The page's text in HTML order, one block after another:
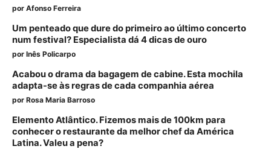
por Afonso Ferreira
Um penteado que dure do primeiro ao último concerto
num festival? Especialista dá 4 dicas de ouro
por Inês Policarpo
Acabou o drama da bagagem de cabine. Esta mochila
adapta-se às regras de cada companhia aérea
por Rosa Maria Barroso
Elemento Atlântico. Fizemos mais de 100km para
conhecer o restaurante da melhor chef da América
Latina. Valeu a pena?